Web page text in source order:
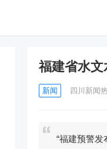
福建省水文
新闻 四川新闻
“福建预警